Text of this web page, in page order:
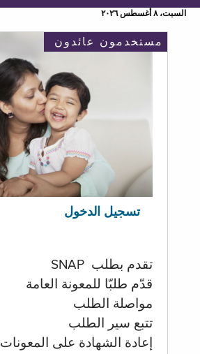
السبت، ٨ أغسطس ٢٠٢٦
مستخدمون عائدون
تسجيل الدخول
تقدم بطلب SNAP
قدّم طلبّا للمعونة العامة
مواصلة الطلب
تتبع سير الطلب
إعادة الشهادة على المعونات